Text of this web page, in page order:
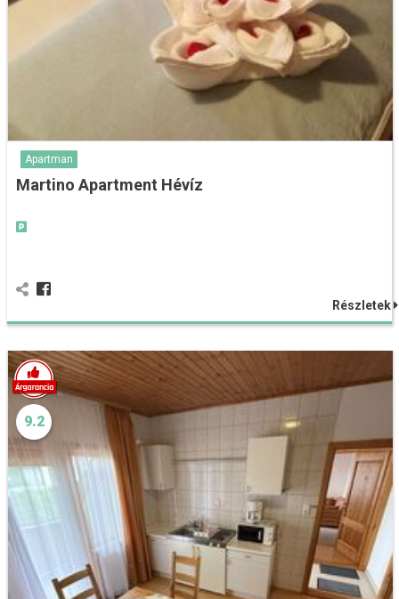
Apartman
Martino Apartment Hévíz
Részletek
9.2